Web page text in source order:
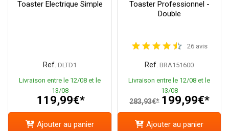
Toaster Electrique Simple
Ref. DLTD1
Livraison entre le 12/08 et le
13/08
119,99€*
Ajouter au panier
Toaster Professionnel -
Double
26 avis
Ref. BRA151600
Livraison entre le 12/08 et le
13/08
283,93€* 199,99€*
Ajouter au panier